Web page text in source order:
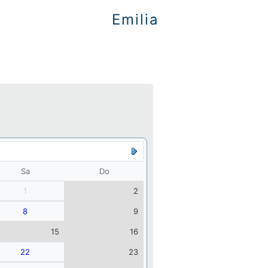
Emilia
Sa Do
1 2
8 9
15 16
22 23